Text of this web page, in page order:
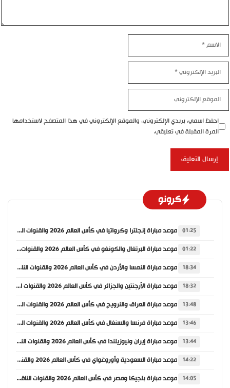
الإلكتروني
الإلكتروني
احفظ اسمي، بريدي الإلكتروني، والموقع الإلكتروني في هذا المتصفح لاستخدامها
المرة المقبلة في تعليقي.
كرونو
01:25 موعد مباراة إنجلترا وكرواتيا في كأس العالم 2026 والقنوات الناقلة
01:22 موعد مباراة البرتغال والكونغو في كأس العالم 2026 والقنوات الناقلة
18:34 موعد مباراة النمسا والأردن في كأس العالم 2026 والقنوات الناقلة
18:32 موعد مباراة الأرجنتين والجزائر في كأس العالم 2026 والقنوات الناقلة
13:48 موعد مباراة العراق والنرويج في كأس العالم 2026 والقنوات الناقلة
13:46 موعد مباراة فرنسا والسنغال في كأس العالم 2026 والقنوات الناقلة
13:44 موعد مباراة إيران ونيوزيلندا في كأس العالم 2026 والقنوات الناقلة
14:22 موعد مباراة السعودية وأوروغواي في كأس العالم 2026 والقنوات الناقلة
14:05 موعد مباراة بلجيكا ومصر في كأس العالم 2026 والقنوات الناقلة